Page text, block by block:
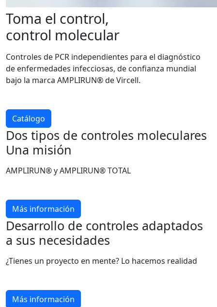
Toma el control,
control molecular
Controles de PCR independientes para el diagnóstico
de enfermedades infecciosas, de confianza mundial
bajo la marca AMPLIRUN® de Vircell.
Catálogo
Dos tipos de controles moleculares
Una misión
AMPLIRUN® y AMPLIRUN® TOTAL
Más información
Desarrollo de controles adaptados
a sus necesidades
¿Tienes un proyecto en mente? Lo hacemos realidad
Más información